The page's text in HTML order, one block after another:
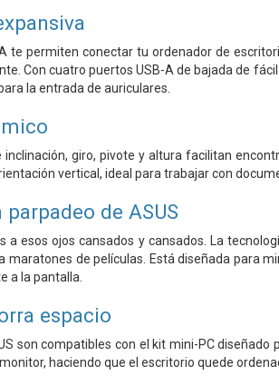
te permiten conectar tu ordenador de
Con cuatro puertos USB-A de bajada de
la entrada de auriculares.
inclinación, giro, pivote y altura facilitan
vertical, ideal para trabajar con
de ASUS
a esos ojos cansados ​​y cansados. La
maratones de películas. Está diseñada para
a la pantalla.
espacio
son compatibles con el kit mini-PC
haciendo que el escritorio quede